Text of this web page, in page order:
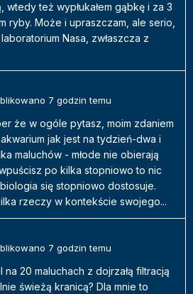
wtedy też wypłukałem gąbkę i za 3
ryby. Może i upraszczam, ale serio,
Nasa, zwłaszcza z
7 godzin temu
że w ogóle pytasz, moim zdaniem
jak jest na tydzień-dwa i
maluchów - młode nie obierają
po kilka stopniowo to nic
się stopniowo dostosuje.
rzeczy w kontekście swojego...
7 godzin temu
na 20 maluchach z dojrzałą filtracją
świeżą kranicą? Dla mnie to